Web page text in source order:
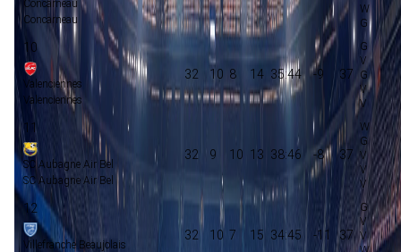
Concarneau
Concarneau
10
Valenciennes
Valenciennes
32 10 8 14 35:44 -9 37
11
SC Aubagne Air Bel
SC Aubagne Air Bel
32 9 10 13 38:46 -8 37
12
Villefranche Beaujolais
32 10 7 15 34:45 -11 37